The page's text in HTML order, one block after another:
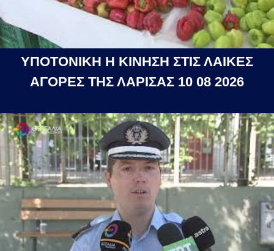
ΥΠΟΤΟΝΙΚΗ Η ΚΙΝΗΣΗ ΣΤΙΣ ΛΑΙΚΕΣ
ΑΓΟΡΕΣ ΤΗΣ ΛΑΡΙΣΑΣ 10 08 2026